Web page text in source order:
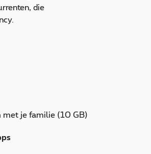
die
met je familie (10 GB)